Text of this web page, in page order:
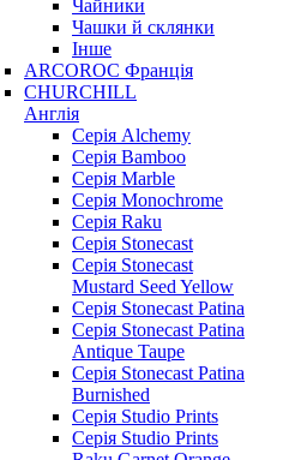
Чайники
Чашки й склянки
Інше
ARCOROC Франція
CHURCHILL
Англія
Серія Alchemy
Серія Bamboo
Серія Marble
Серія Monochrome
Серія Raku
Серія Stonecast
Серія Stonecast
Mustard Seed Yellow
Серія Stonecast Patina
Серія Stonecast Patina
Antique Taupe
Серія Stonecast Patina
Burnished
Серія Studio Prints
Серія Studio Prints